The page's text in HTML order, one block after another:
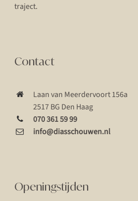
traject.
Contact
Laan van Meerdervoort 156a
2517 BG Den Haag
070 361 59 99
info@diasschouwen.nl
Openingstijden